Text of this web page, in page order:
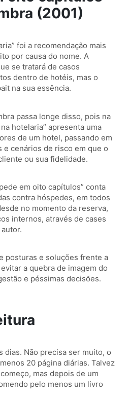
(2001)
foi a recomendação mais
por causa do nome. A
se tratará de casos
dentro de hotéis, mas o
na sua essência.
passa longe disso, pois na
hotelaria” apresenta uma
de um hotel, passando em
e cenários de risco em que o
ou sua fidelidade.
em oito capítulos” conta
contra hóspedes, em todos
no momento da reserva,
internos, através de cases
posturas e soluções frente a
a quebra de imagem do
e péssimas decisões.
dias. Não precisa ser muito, o
20 página diárias. Talvez
mas depois de um
pelo menos um livro